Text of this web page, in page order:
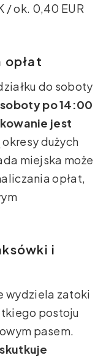
/ ok. 0,40 EUR
opłat
do soboty
po 14:00
jest
dużych
miejska może
opłat,
i
wydziela zatoki
postoju
pasem.